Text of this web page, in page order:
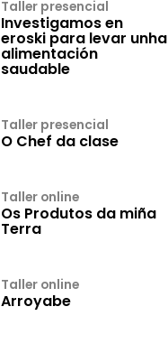
Taller presencial
Investigamos en
eroski para levar unha
alimentación
saudable
Taller presencial
O Chef da clase
Taller online
Os Produtos da miña
Terra
Taller online
Arroyabe